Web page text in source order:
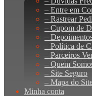
– Entre em
– Rastrear
– Cupom de
–
– Política de
– Parceiros
– Quem
– Site Seguro
– Mapa do
Minha conta